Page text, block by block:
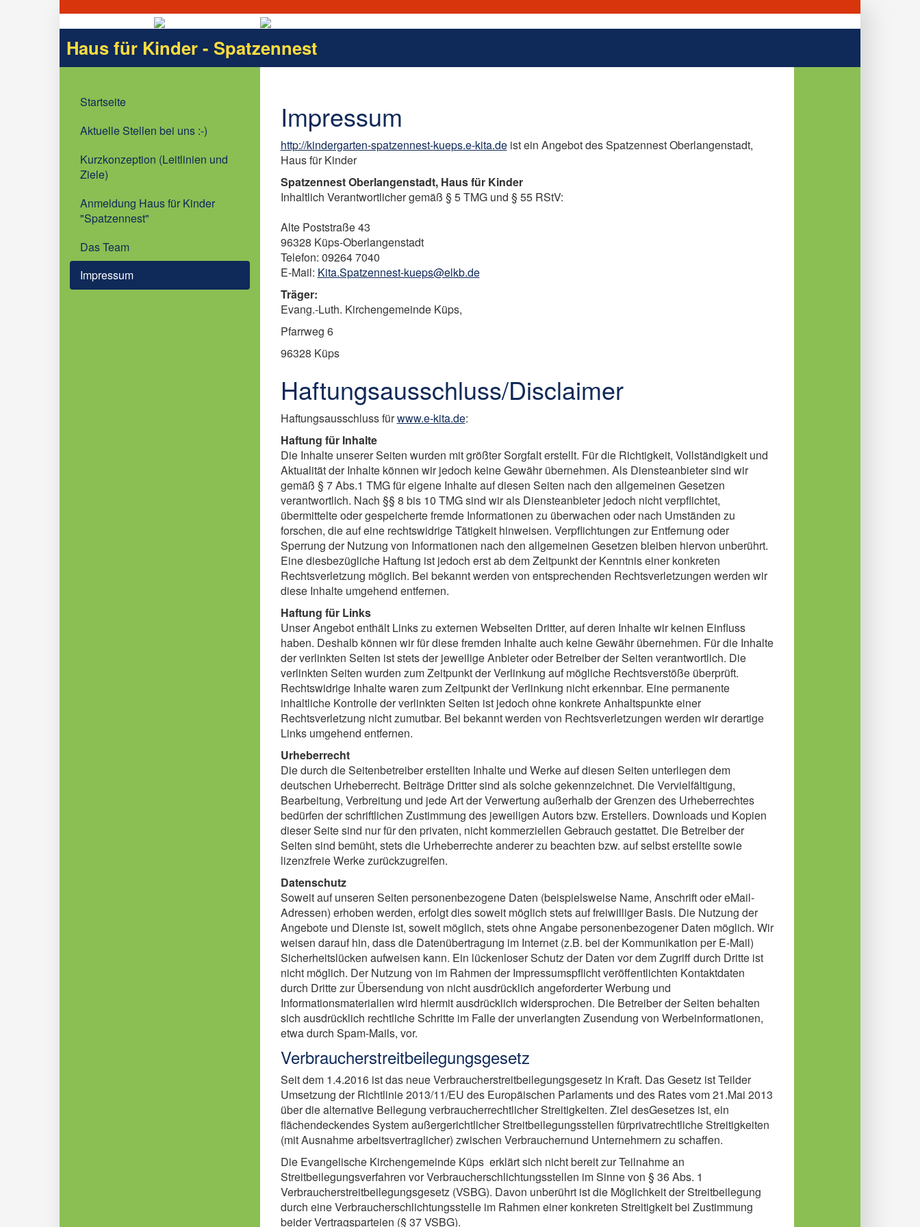
Haus für Kinder - Spatzennest
Startseite
Aktuelle Stellen bei uns :-)
Kurzkonzeption (Leitlinien und
Ziele)
Anmeldung Haus für Kinder
"Spatzennest"
Das Team
Impressum
Impressum
http://kindergarten-spatzennest-kueps.e-kita.deist ein Angebot des Spatzennest Oberlangenstadt,
Haus für Kinder
Spatzennest Oberlangenstadt, Haus für Kinder
Inhaltlich Verantwortlicher gemäß § 5 TMG und § 55 RStV:
Alte Poststraße 43
96328 Küps-Oberlangenstadt
Telefon: 09264 7040
E-Mail: Kita.Spatzennest-kueps@elkb.de
Träger:
Evang.-Luth. Kirchengemeinde Küps,
Pfarrweg 6
96328 Küps
Haftungsausschluss/Disclaimer
Haftungsausschluss fürwww.e-kita.de:
Haftung für Inhalte
Die Inhalte unserer Seiten wurden mit größter Sorgfalt erstellt. Für die Richtigkeit, Vollständigkeit und
Aktualität der Inhalte können wir jedoch keine Gewähr übernehmen. Als Diensteanbieter sind wir
gemäß § 7 Abs.1 TMG für eigene Inhalte auf diesen Seiten nach den allgemeinen Gesetzen
verantwortlich. Nach §§ 8 bis 10 TMG sind wir als Diensteanbieter jedoch nicht verpflichtet,
übermittelte oder gespeicherte fremde Informationen zu überwachen oder nach Umständen zu
forschen, die auf eine rechtswidrige Tätigkeit hinweisen. Verpflichtungen zur Entfernung oder
Sperrung der Nutzung von Informationen nach den allgemeinen Gesetzen bleiben hiervon unberührt.
Eine diesbezügliche Haftung ist jedoch erst ab dem Zeitpunkt der Kenntnis einer konkreten
Rechtsverletzung möglich. Bei bekannt werden von entsprechenden Rechtsverletzungen werden wir
diese Inhalte umgehend entfernen.
Haftung für Links
Unser Angebot enthält Links zu externen Webseiten Dritter, auf deren Inhalte wir keinen Einfluss
haben. Deshalb können wir für diese fremden Inhalte auch keine Gewähr übernehmen. Für die Inhalte
der verlinkten Seiten ist stets der jeweilige Anbieter oder Betreiber der Seiten verantwortlich. Die
verlinkten Seiten wurden zum Zeitpunkt der Verlinkung auf mögliche Rechtsverstöße überprüft.
Rechtswidrige Inhalte waren zum Zeitpunkt der Verlinkung nicht erkennbar. Eine permanente
inhaltliche Kontrolle der verlinkten Seiten ist jedoch ohne konkrete Anhaltspunkte einer
Rechtsverletzung nicht zumutbar. Bei bekannt werden von Rechtsverletzungen werden wir derartige
Links umgehend entfernen.
Urheberrecht
Die durch die Seitenbetreiber erstellten Inhalte und Werke auf diesen Seiten unterliegen dem
deutschen Urheberrecht. Beiträge Dritter sind als solche gekennzeichnet. Die Vervielfältigung,
Bearbeitung, Verbreitung und jede Art der Verwertung außerhalb der Grenzen des Urheberrechtes
bedürfen der schriftlichen Zustimmung des jeweiligen Autors bzw. Erstellers. Downloads und Kopien
dieser Seite sind nur für den privaten, nicht kommerziellen Gebrauch gestattet. Die Betreiber der
Seiten sind bemüht, stets die Urheberrechte anderer zu beachten bzw. auf selbst erstellte sowie
lizenzfreie Werke zurückzugreifen.
Datenschutz
Soweit auf unseren Seiten personenbezogene Daten (beispielsweise Name, Anschrift oder eMail-
Adressen) erhoben werden, erfolgt dies soweit möglich stets auf freiwilliger Basis. Die Nutzung der
Angebote und Dienste ist, soweit möglich, stets ohne Angabe personenbezogener Daten möglich. Wir
weisen darauf hin, dass die Datenübertragung im Internet (z.B. bei der Kommunikation per E-Mail)
Sicherheitslücken aufweisen kann. Ein lückenloser Schutz der Daten vor dem Zugriff durch Dritte ist
nicht möglich. Der Nutzung von im Rahmen der Impressumspflicht veröffentlichten Kontaktdaten
durch Dritte zur Übersendung von nicht ausdrücklich angeforderter Werbung und
Informationsmaterialien wird hiermit ausdrücklich widersprochen. Die Betreiber der Seiten behalten
sich ausdrücklich rechtliche Schritte im Falle der unverlangten Zusendung von Werbeinformationen,
etwa durch Spam-Mails, vor.
Verbraucherstreitbeilegungsgesetz
Seit dem 1.4.2016 ist das neue Verbraucherstreitbeilegungsgesetz in Kraft. Das Gesetz ist Teilder
Umsetzung der Richtlinie 2013/11/EU des Europäischen Parlaments und des Rates vom 21.Mai 2013
über die alternative Beilegung verbraucherrechtlicher Streitigkeiten. Ziel desGesetzes ist, ein
flächendeckendes System außergerichtlicher Streitbeilegungsstellen fürprivatrechtliche Streitigkeiten
(mit Ausnahme arbeitsvertraglicher) zwischen Verbrauchernund Unternehmern zu schaffen.
Die Evangelische Kirchengemeinde Küps erklärt sich nicht bereit zur Teilnahme an
Streitbeilegungsverfahren vor Verbraucherschlichtungsstellen im Sinne von § 36 Abs. 1
Verbraucherstreitbeilegungsgesetz (VSBG). Davon unberührt ist die Möglichkeit der Streitbeilegung
durch eine Verbraucherschlichtungsstelle im Rahmen einer konkreten Streitigkeit bei Zustimmung
beider Vertragsparteien (§ 37 VSBG).